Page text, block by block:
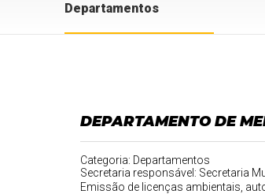
Departamentos
DEPARTAMENTO DE
Categoria: Departamentos
Secretaria responsável: Secretaria
Emissão de licenças ambientais,